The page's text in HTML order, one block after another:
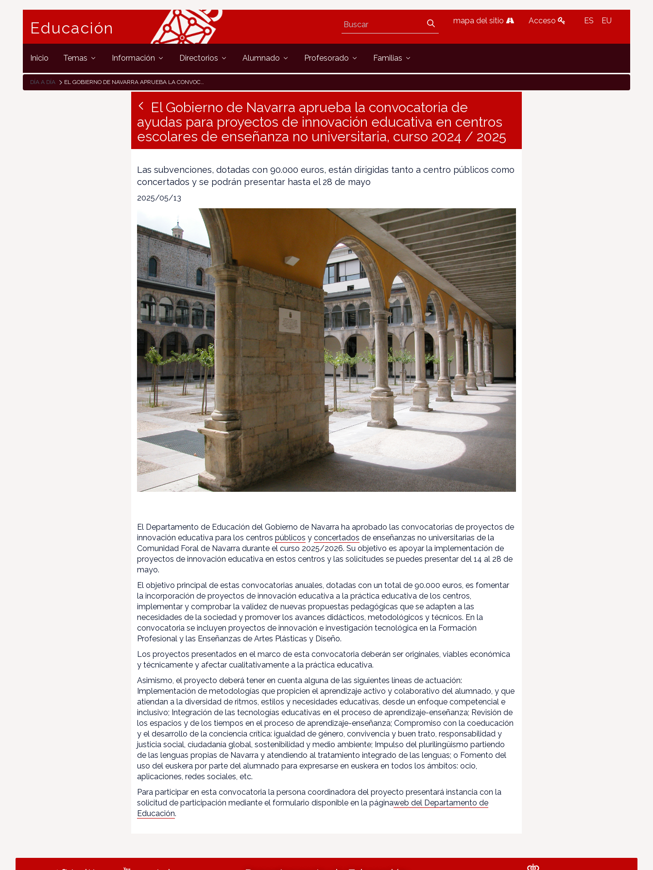
Educación mapa del sitio Acceso ES EU
Inicio Temas Información Directorios Alumnado Profesorado Familias
DÍA A DÍA EL GOBIERNO DE NAVARRA APRUEBA LA CONVOCATORIA DE AYUDAS PARA PROYECTOS DE INNOVACIÓN EDUCATIVA EN CENTROS ESCOLARES DE ENSEÑANZA NO UNIVERSITARIA, CURSO 2024 / 2025
El Gobierno de Navarra aprueba la convocatoria de
ayudas para proyectos de innovación educativa en centros
escolares de enseñanza no universitaria, curso 2024 / 2025
Las subvenciones, dotadas con 90.000 euros, están dirigidas tanto a centro públicos como
concertados y se podrán presentar hasta el 28 de mayo
2025/05/13
El Departamento de Educación del Gobierno de Navarra ha aprobado las convocatorias de proyectos de
innovación educativa para los centrospúblicos yconcertados de enseñanzas no universitarias de la
Comunidad Foral de Navarra durante el curso 2025/2026. Su objetivo es apoyar la implementación de
proyectos de innovación educativa en estos centros y las solicitudes se puedes presentar del 14 al 28 de
mayo.
El objetivo principal de estas convocatorias anuales, dotadas con un total de 90.000 euros, es fomentar
la incorporación de proyectos de innovación educativa a la práctica educativa de los centros,
implementar y comprobar la validez de nuevas propuestas pedagógicas que se adapten a las
necesidades de la sociedad y promover los avances didácticos, metodológicos y técnicos. En la
convocatoria se incluyen proyectos de innovación e investigación tecnológica en la Formación
Profesional y las Enseñanzas de Artes Plásticas y Diseño.
Los proyectos presentados en el marco de esta convocatoria deberán ser originales, viables económica
y técnicamente y afectar cualitativamente a la práctica educativa.
Asimismo, el proyecto deberá tener en cuenta alguna de las siguientes líneas de actuación:
Implementación de metodologías que propicien el aprendizaje activo y colaborativo del alumnado, y que
atiendan a la diversidad de ritmos, estilos y necesidades educativas, desde un enfoque competencial e
inclusivo; Integración de las tecnologías educativas en el proceso de aprendizaje-enseñanza; Revisión de
los espacios y de los tiempos en el proceso de aprendizaje-enseñanza; Compromiso con la coeducación
y el desarrollo de la conciencia crítica: igualdad de género, convivencia y buen trato, responsabilidad y
justicia social, ciudadanía global, sostenibilidad y medio ambiente; Impulso del plurilingüismo partiendo
de las lenguas propias de Navarra y atendiendo al tratamiento integrado de las lenguas; o Fomento del
uso del euskera por parte del alumnado para expresarse en euskera en todos los ámbitos: ocio,
aplicaciones, redes sociales, etc.
Para participar en esta convocatoria la persona coordinadora del proyecto presentará instancia con la
solicitud de participación mediante el formulario disponible en la páginaweb del Departamento de
Educación.